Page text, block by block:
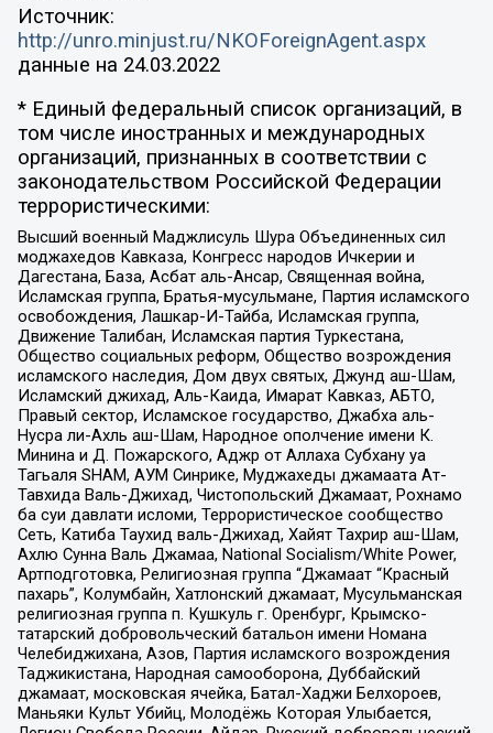
Источник:
http://unro.minjust.ru/NKOForeignAgent.aspx
данные на 24.03.2022
* Единый федеральный список организаций, в
том числе иностранных и международных
организаций, признанных в соответствии с
законодательством Российской Федерации
террористическими:
Высший военный Маджлисуль Шура Объединенных сил
моджахедов Кавказа, Конгресс народов Ичкерии и
Дагестана, База, Асбат аль-Ансар, Священная война,
Исламская группа, Братья-мусульмане, Партия исламского
освобождения, Лашкар-И-Тайба, Исламская группа,
Движение Талибан, Исламская партия Туркестана,
Общество социальных реформ, Общество возрождения
исламского наследия, Дом двух святых, Джунд аш-Шам,
Исламский джихад, Аль-Каида, Имарат Кавказ, АБТО,
Правый сектор, Исламское государство, Джабха аль-
Нусра ли-Ахль аш-Шам, Народное ополчение имени К.
Минина и Д. Пожарского, Аджр от Аллаха Субхану уа
Тагьаля SHAM, АУМ Синрике, Муджахеды джамаата Ат-
Тавхида Валь-Джихад, Чистопольский Джамаат, Рохнамо
ба суи давлати исломи, Террористическое сообщество
Сеть, Катиба Таухид валь-Джихад, Хайят Тахрир аш-Шам,
Ахлю Сунна Валь Джамаа, National Socialism/White Power,
Артподготовка, Религиозная группа “Джамаат “Красный
пахарь”, Колумбайн, Хатлонский джамаат, Мусульманская
религиозная группа п. Кушкуль г. Оренбург, Крымско-
татарский добровольческий батальон имени Номана
Челебиджихана, Азов, Партия исламского возрождения
Таджикистана, Народная самооборона, Дуббайский
джамаат, московская ячейка, Батал-Хаджи Белхороев,
Маньяки Культ Убийц, Молодёжь Которая Улыбается,